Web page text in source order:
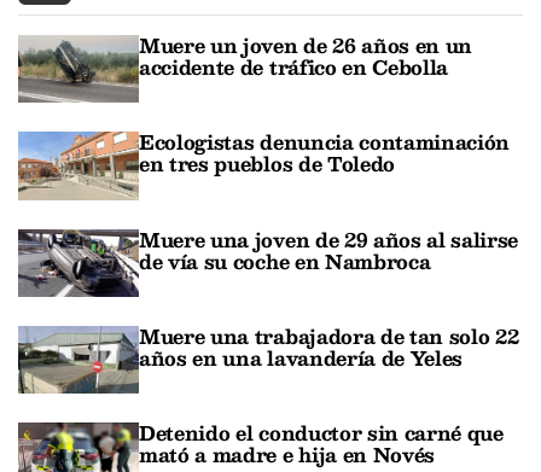
Muere un joven de 26 años en un
accidente de tráfico en Cebolla
Ecologistas denuncia contaminación
en tres pueblos de Toledo
Muere una joven de 29 años al salirse
de vía su coche en Nambroca
Muere una trabajadora de tan solo 22
años en una lavandería de Yeles
Detenido el conductor sin carné que
mató a madre e hija en Novés